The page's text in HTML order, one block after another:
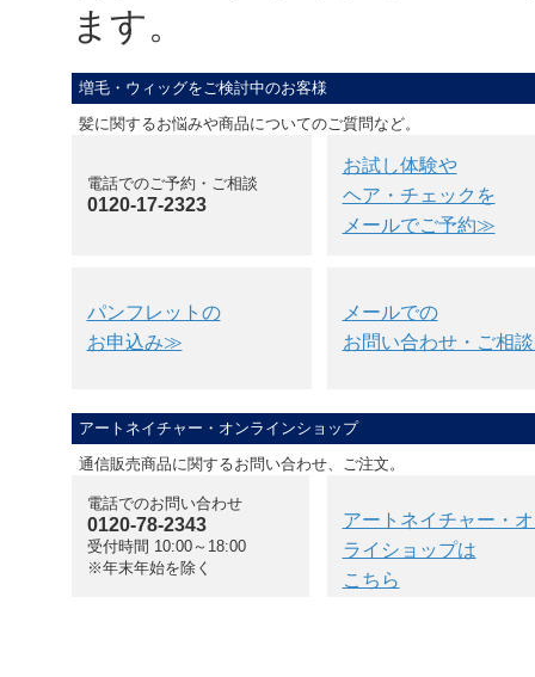
ます。
増毛・ウィッグをご検討中のお客様
髪に関するお悩みや商品についてのご質問など。
電話でのご予約・ご相談
0120-17-2323
お試し体験や
ヘア・チェックを
メールでご予約≫
パンフレットの
お申込み≫
メールでの
お問い合わせ・ご相
アートネイチャー・オンラインショップ
通信販売商品に関するお問い合わせ、ご注文。
電話でのお問い合わせ
0120-78-2343
受付時間 10:00～18:00
※年末年始を除く
アートネイチャー・
ライショップは
こちら